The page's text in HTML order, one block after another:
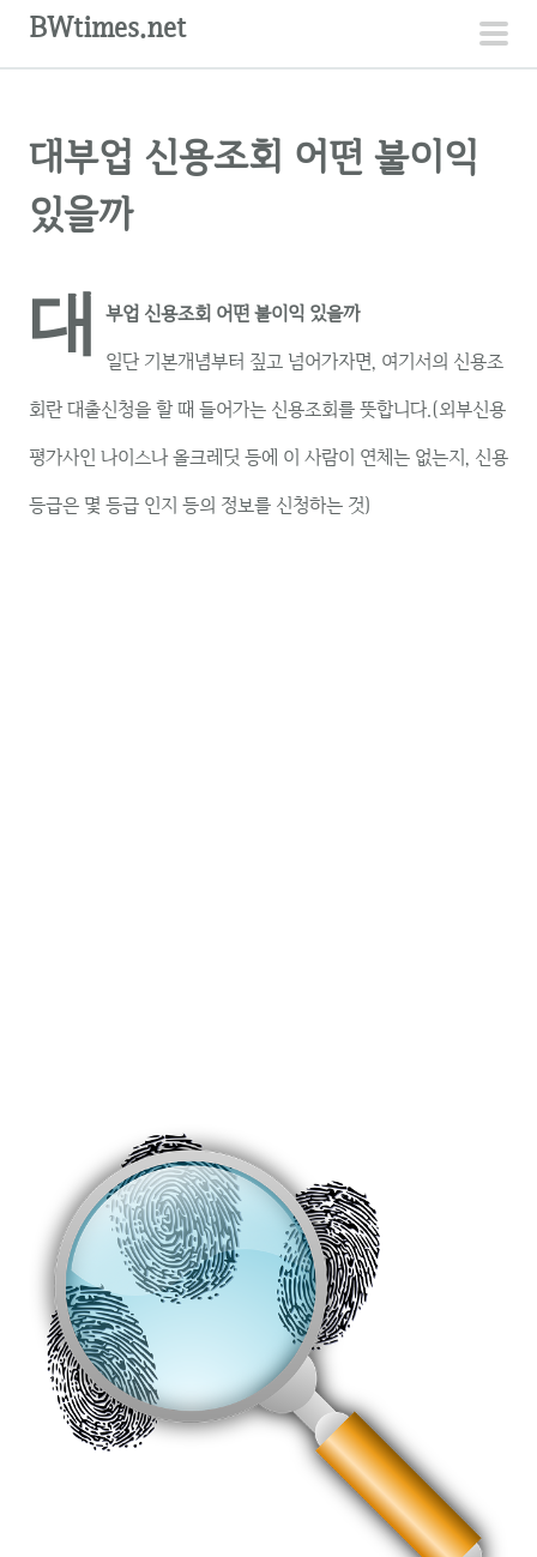
주
BWtimes.net
대부업 신용조회 어떤 불이익
있을까
대 부업 신용조회 어떤 불이익 있을까
일단 기본개념부터 짚고 넘어가자면, 여기서의 신용조
회란 대출신청을 할 때 들어가는 신용조회를 뜻합니다.(외부신용
평가사인 나이스나 올크레딧 등에 이 사람이 연체는 없는지, 신용
등급은 몇 등급 인지 등의 정보를 신청하는 것)